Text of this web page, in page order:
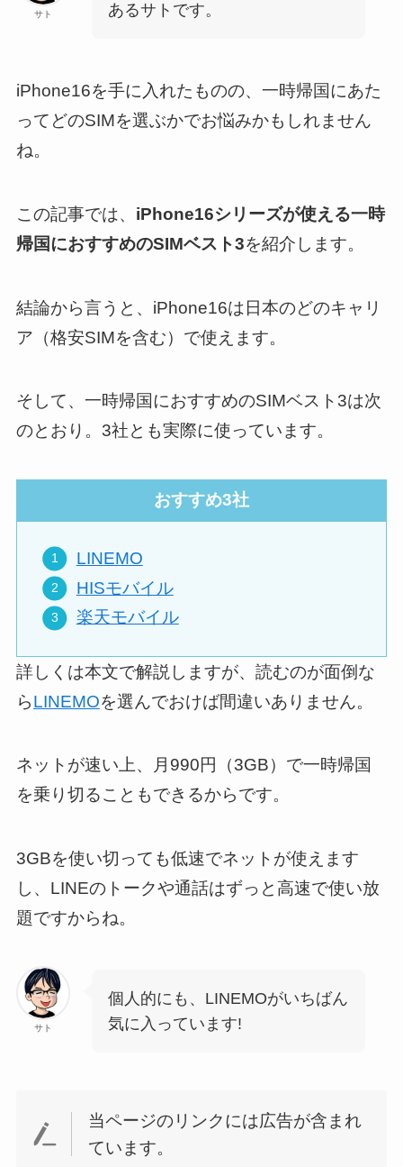
サト
あるサトです。
iPhone16を手に入れたものの、一時帰国にあた
ってどのSIMを選ぶかでお悩みかもしれません
ね。
この記事では、 iPhone16シリーズが使える一時
帰国におすすめのSIMベスト3を紹介します。
結論から言うと、iPhone16は日本のどのキャリ
ア（格安SIMを含む）で使えます。
そして、一時帰国におすすめのSIMベスト3は次
のとおり。3社とも実際に使っています。
おすすめ3社
LINEMO
HISモバイル
楽天モバイル
詳しくは本文で解説しますが、読むのが面倒な
らLINEMOを選んでおけば間違いありません。
ネットが速い上、月990円（3GB）で一時帰国
を乗り切ることもできるからです。
3GBを使い切っても低速でネットが使えます
し、LINEのトークや通話はずっと高速で使い放
題ですからね。
サト
個人的にも、LINEMOがいちばん
気に入っています!
当ページのリンクには広告が含まれ
ています。